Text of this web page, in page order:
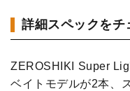
詳細スペックをチ
ZEROSHIKI Super
ベイトモデルが2本、